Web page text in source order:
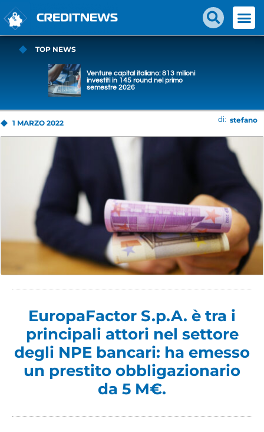
TOP NEWS
Venture capital italiano: 813 milioni
investiti in 145 round nel primo
semestre 2026
1 MARZO 2022 di: stefano
EuropaFactor S.p.A. è tra i
principali attori nel settore
degli NPE bancari: ha emesso
un prestito obbligazionario
da 5 M€.